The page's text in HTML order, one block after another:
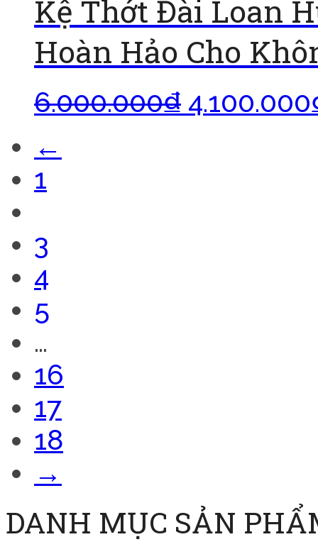
Kệ Thớt Đài Loan
Hoàn Hảo Cho
6.000.000₫ 4.100.000
←
1
3
4
5
…
16
17
18
→
DANH MỤC SẢN